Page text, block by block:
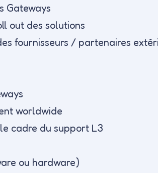
Gateways
out des solutions
fournisseurs / partenaires
worldwide
cadre du support L3
ou hardware)